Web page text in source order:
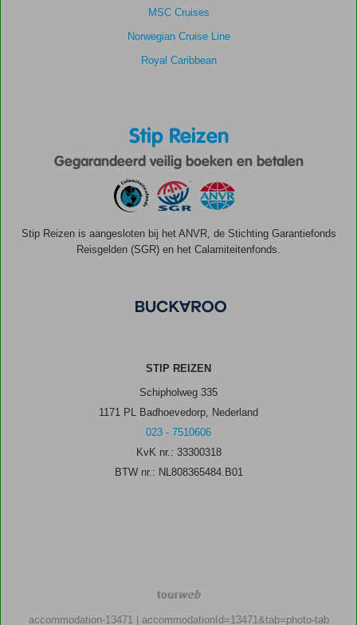
MSC Cruises
Norwegian Cruise Line
Royal Caribbean
Stip Reizen
Gegarandeerd veilig boeken en betalen
Stip Reizen is aangesloten bij het ANVR, de Stichting Garantiefonds
Reisgelden (SGR) en het Calamiteitenfonds.
STIP REIZEN
Schipholweg 335
1171 PL Badhoevedorp, Nederland
023 - 7510606
KvK nr.: 33300318
BTW nr.: NL808365484.B01
TourWeb
accommodation-13471 | accommodationId=13471&tab=photo-tab